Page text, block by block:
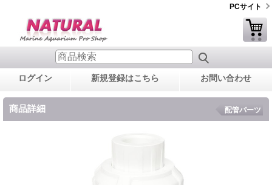
PCサイト
ログイン 新規登録はこちら お問い合わせ
商品詳細 配管パーツ